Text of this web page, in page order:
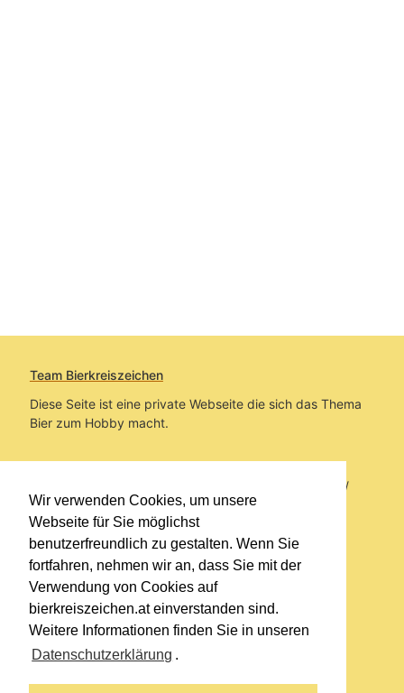
Wir verwenden Cookies, um unsere
Webseite für Sie möglichst
benutzerfreundlich zu gestalten. Wenn Sie
fortfahren, nehmen wir an, dass Sie mit der
Verwendung von Cookies auf
bierkreiszeichen.at einverstanden sind.
Weitere Informationen finden Sie in unseren
Datenschutzerklärung .
Team Bierkreiszeichen
Diese Seite ist eine private Webseite die sich das Thema
Bier zum Hobby macht.
Sie befinden sich auf https://www.bierkreiszeichen.at/
im Pfad:Bierkreiszeichen/Gesammelte Biere
Erstellt: 2026-08-09
Links
Impressum
Datenschutzerklärung